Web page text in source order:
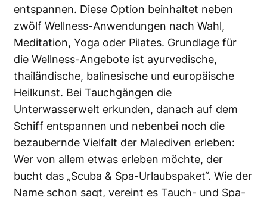
entspannen. Diese Option beinhaltet neben
zwölf Wellness-Anwendungen nach Wahl,
Meditation, Yoga oder Pilates. Grundlage für
die Wellness-Angebote ist ayurvedische,
thailändische, balinesische und europäische
Heilkunst. Bei Tauchgängen die
Unterwasserwelt erkunden, danach auf dem
Schiff entspannen und nebenbei noch die
bezaubernde Vielfalt der Malediven erleben:
Wer von allem etwas erleben möchte, der
bucht das „Scuba & Spa-Urlaubspaket“. Wie der
Name schon sagt, vereint es Tauch- und Spa-